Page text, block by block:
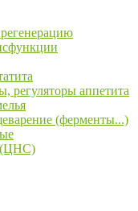
регуляторы аппетита
(ферменты...)
(ЦНС)